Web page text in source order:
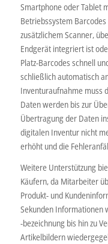
Smartphone oder Tablet
Betriebssystem
zusätzlichem Scanner,
Endgerät integriert ist
Platz-Barcodes schnell
schließlich automatisch
Inventuraufnahme muss
Daten werden bis zur
Übertragung der Daten
digitalen Inventur nicht
erhöht und die
Weitere Unterstützung
Käufern, da Mitarbeiter
Produkt- und
Sekunden Informationen
-bezeichnung bis hin zu
Artikelbildern